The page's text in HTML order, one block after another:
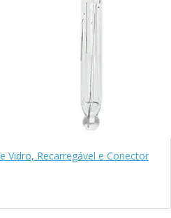
Vidro, Recarregável e Conector